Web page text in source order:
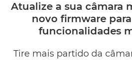
Atualize a sua câmara
novo firmware
funcionalidades
Tire mais partido da